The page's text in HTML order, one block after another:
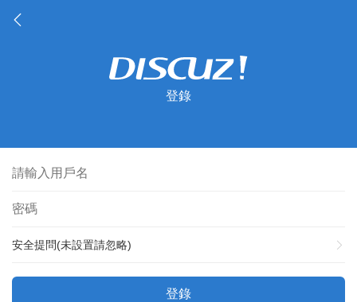
登錄
安全提問(未設置請忽略)
登錄